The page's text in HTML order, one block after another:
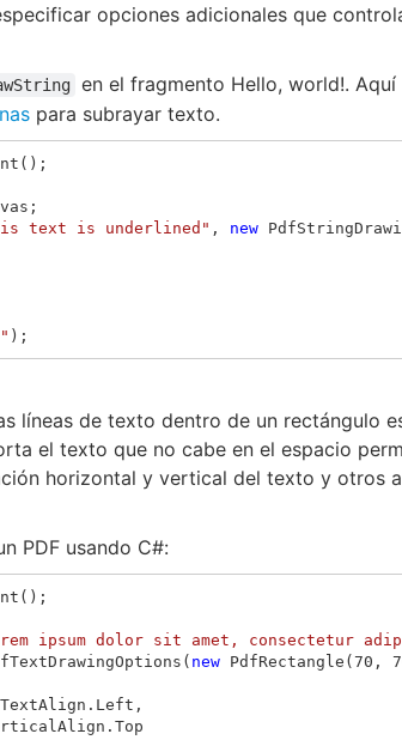
opciones adicionales que
en el fragmento Hello, world!.
para subrayar texto.
();
;
text is underlined" , new
);
líneas de texto dentro de un rectángulo
el texto que no cabe en el espacio
horizontal y vertical del texto y otros
PDF usando C#:
();
ipsum dolor sit amet, consectetur
( new PdfRectangle ( 70 ,
. Left ,
. Top